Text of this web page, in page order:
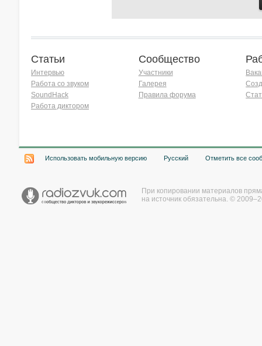
Статьи
Интервью
Работа со звуком
SoundHack
Работа диктором
Сообщество
Участники
Галерея
Правила форума
Использовать мобильную версию Русский Отметить все
При копировании материалов
на источник обязательна. ©